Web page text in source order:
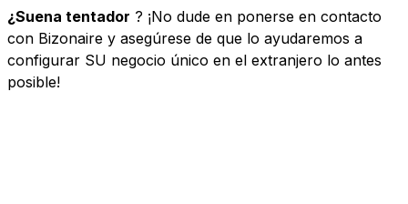
¿Suena tentador ? ¡No dude en ponerse en contacto
con Bizonaire y asegúrese de que lo ayudaremos a
configurar SU negocio único en el extranjero lo antes
posible!